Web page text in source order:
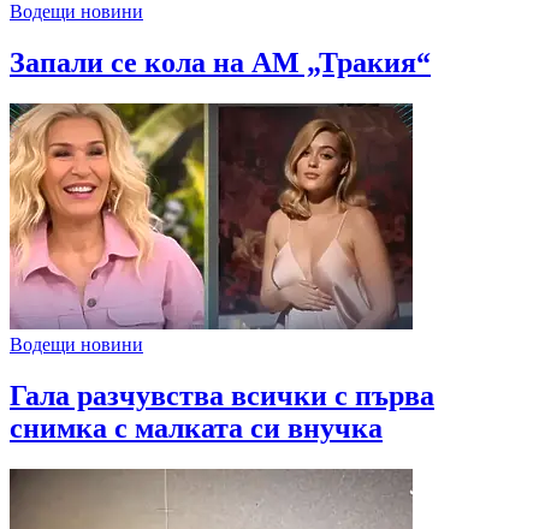
Водещи новини
Запали се кола на АМ „Тракия“
Водещи новини
Гала разчувства всички с първа
снимка с малката си внучка